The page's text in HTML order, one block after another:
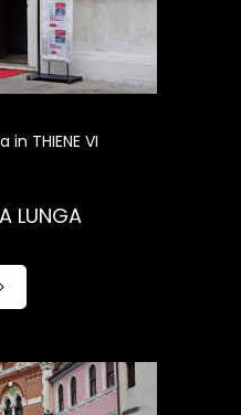
THIENE VI
LUNGA